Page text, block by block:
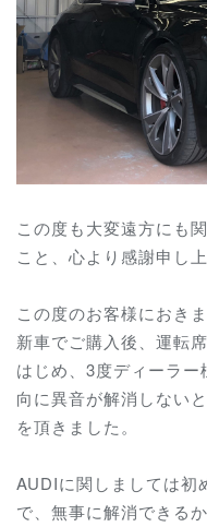
この度も大変遠方にも
こと、心より感謝申し上
この度のお客様におき
新車でご購入後、運転
はじめ、3度ディーラ
向に異音が解消しない
を頂きました。
AUDIに関しましては初
で、無事に解消できる